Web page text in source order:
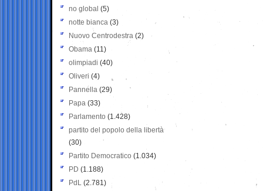
no global (5)
notte bianca (3)
Nuovo Centrodestra (2)
Obama (11)
olimpiadi (40)
Oliveri (4)
Pannella (29)
Papa (33)
Parlamento (1.428)
partito del popolo della libertà
(30)
Partito Democratico (1.034)
PD (1.188)
PdL (2.781)